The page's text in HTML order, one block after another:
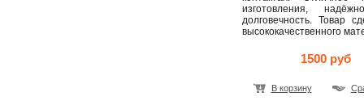
изготовления,
долговечность. Товар
высококачественного
1500 руб
В корзину